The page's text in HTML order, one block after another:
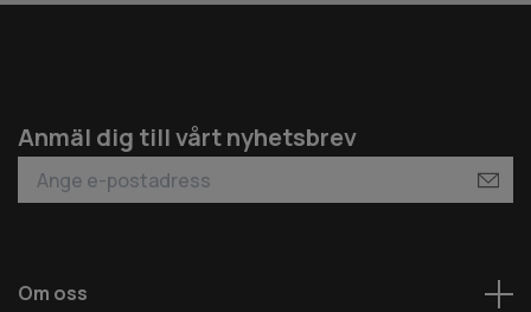
Anmäl dig till vårt nyhetsbrev
Om oss